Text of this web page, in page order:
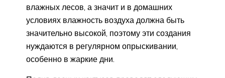
влажных лесов, а значит и в домашних
условиях влажность воздуха должна быть
значительно высокой, поэтому эти создания
нуждаются в регулярном опрыскивании,
особенно в жаркие дни.